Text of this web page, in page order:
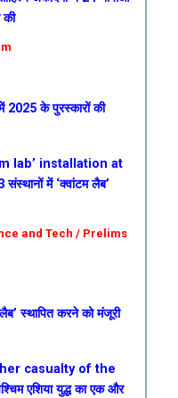
की
2025 के पुरस्कारों की
lab’ installation at
में ‘क्वांटम लैब’
and Tech / Prelims
स्थापित करने को मंजूरी
casualty of the
एशिया युद्ध का एक और